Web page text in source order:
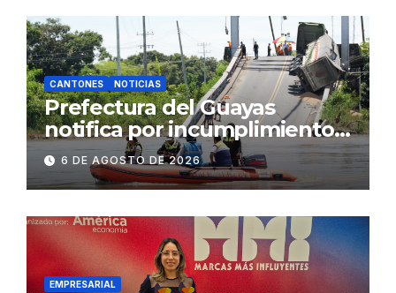
CANTONES NOTICIAS
Prefectura del Guayas
notifica por incumplimiento
contractual a la
Concesionaria CONORTE y
exige celeridad en
desmontaje del puente
Gonzalo Icaza Cornejo, en
Daule
6 DE AGOSTO DE 2026
EMPRESARIAL